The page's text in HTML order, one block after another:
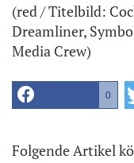
(red / Titelbild:
Dreamliner,
Media Crew)
0
Folgende Artikel